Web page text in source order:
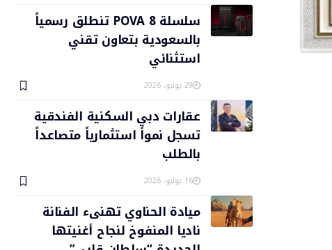
سلسلة POVA 8 تنطلق رسمياً
بالسعودية بتعاون تقني
استثنائي
29 يوليو، 2026
عقارات دبي السكنية الفندقية
تسجل نمواً استثمارياً متصاعداً
بالطلب
16 يوليو، 2026
ميادة الحناوي تهنىء الفنانة
ناديا المنفوخ لنجاح أغنيتها